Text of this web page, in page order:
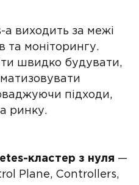
виходить за межі
та моніторингу.
швидко будувати,
підходи,
ринку.
кластер з нуля —
Plane, Controllers,